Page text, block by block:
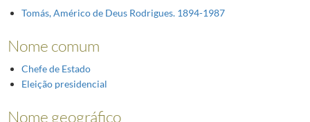
Tomás, Américo de Deus Rodrigues. 1894-1987
Nome comum
Chefe de Estado
Eleição presidencial
Nome geográfico